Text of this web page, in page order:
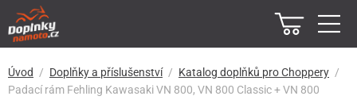
Úvod Doplňky a příslušenství
Katalog doplňků pro Choppery
Padací rám Fehling Kawasaki VN 800, VN 800 Classic + VN 800